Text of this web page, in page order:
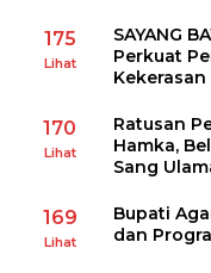
175
Lihat
SAYANG
Perkuat
Kekerasan
170
Lihat
Ratusan
Hamka,
Sang
169
Lihat
Bupati
dan